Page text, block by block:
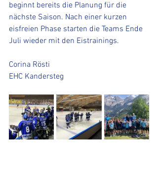
beginnt bereits die Planung für die
nächste Saison. Nach einer kurzen
eisfreien Phase starten die Teams Ende
Juli wieder mit den Eistrainings.
Corina Rösti
EHC Kandersteg